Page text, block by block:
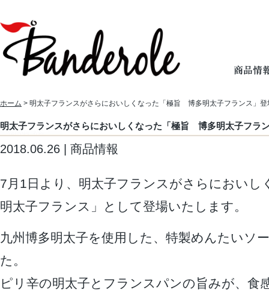
ホーム > 明太子フランスがさらにおいしくなった「極旨 博多明太子フランス」登
明太子フランスがさらにおいしくなった「極旨 博多明太子フラ
2018.06.26 | 商品情報
7月1日より、明太子フランスがさらにおい
明太子フランス」として登場いたします。
九州博多明太子を使用した、特製めんたいソ
た。
ピリ辛の明太子とフランスパンの旨みが、食